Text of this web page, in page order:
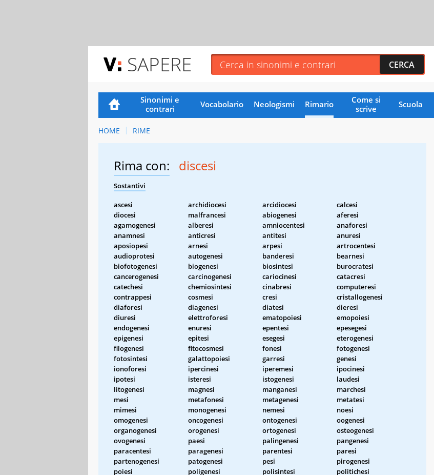
SAPERE
Sinonimi e
contrari
Vocabolario Neologismi Rimario
Come si
scrive
Scuola
HOME RIME
Rima con: discesi
Sostantivi
ascesi archidiocesi arcidiocesi
calcesi
diocesi
malfrancesi abiogenesi
aferesi
agamogenesi
alberesi amniocentesi
anaforesi
anamnesi
anticresi antitesi
anuresi
aposiopesi
arnesi arpesi
artrocentesi
audioprotesi
autogenesi banderesi
bearnesi
biofotogenesi
biogenesi biosintesi
burocratesi
cancerogenesi
carcinogenesi cariocinesi
catacresi
catechesi
chemiosintesi cinabresi
computeresi
contrappesi
cosmesi cresi
cristallogenesi
diaforesi
diagenesi diatesi
dieresi
diuresi
elettroforesi ematopoiesi
emopoiesi
endogenesi
enuresi epentesi
epesegesi
epigenesi
epitesi esegesi
eterogenesi
filogenesi
fitocosmesi fonesi
fotogenesi
fotosintesi
galattopoiesi garresi
genesi
ionoforesi
ipercinesi iperemesi
ipocinesi
ipotesi
isteresi istogenesi
laudesi
litogenesi
magnesi manganesi
marchesi
mesi
metafonesi metagenesi
metatesi
mimesi
monogenesi nemesi
noesi
omogenesi
oncogenesi ontogenesi
oogenesi
organogenesi
orogenesi ortogenesi
osteogenesi
ovogenesi
paesi palingenesi
pangenesi
paracentesi
paragenesi parentesi
paresi
partenogenesi
patogenesi pesi
pirogenesi
poiesi
poligenesi polisintesi
politichesi